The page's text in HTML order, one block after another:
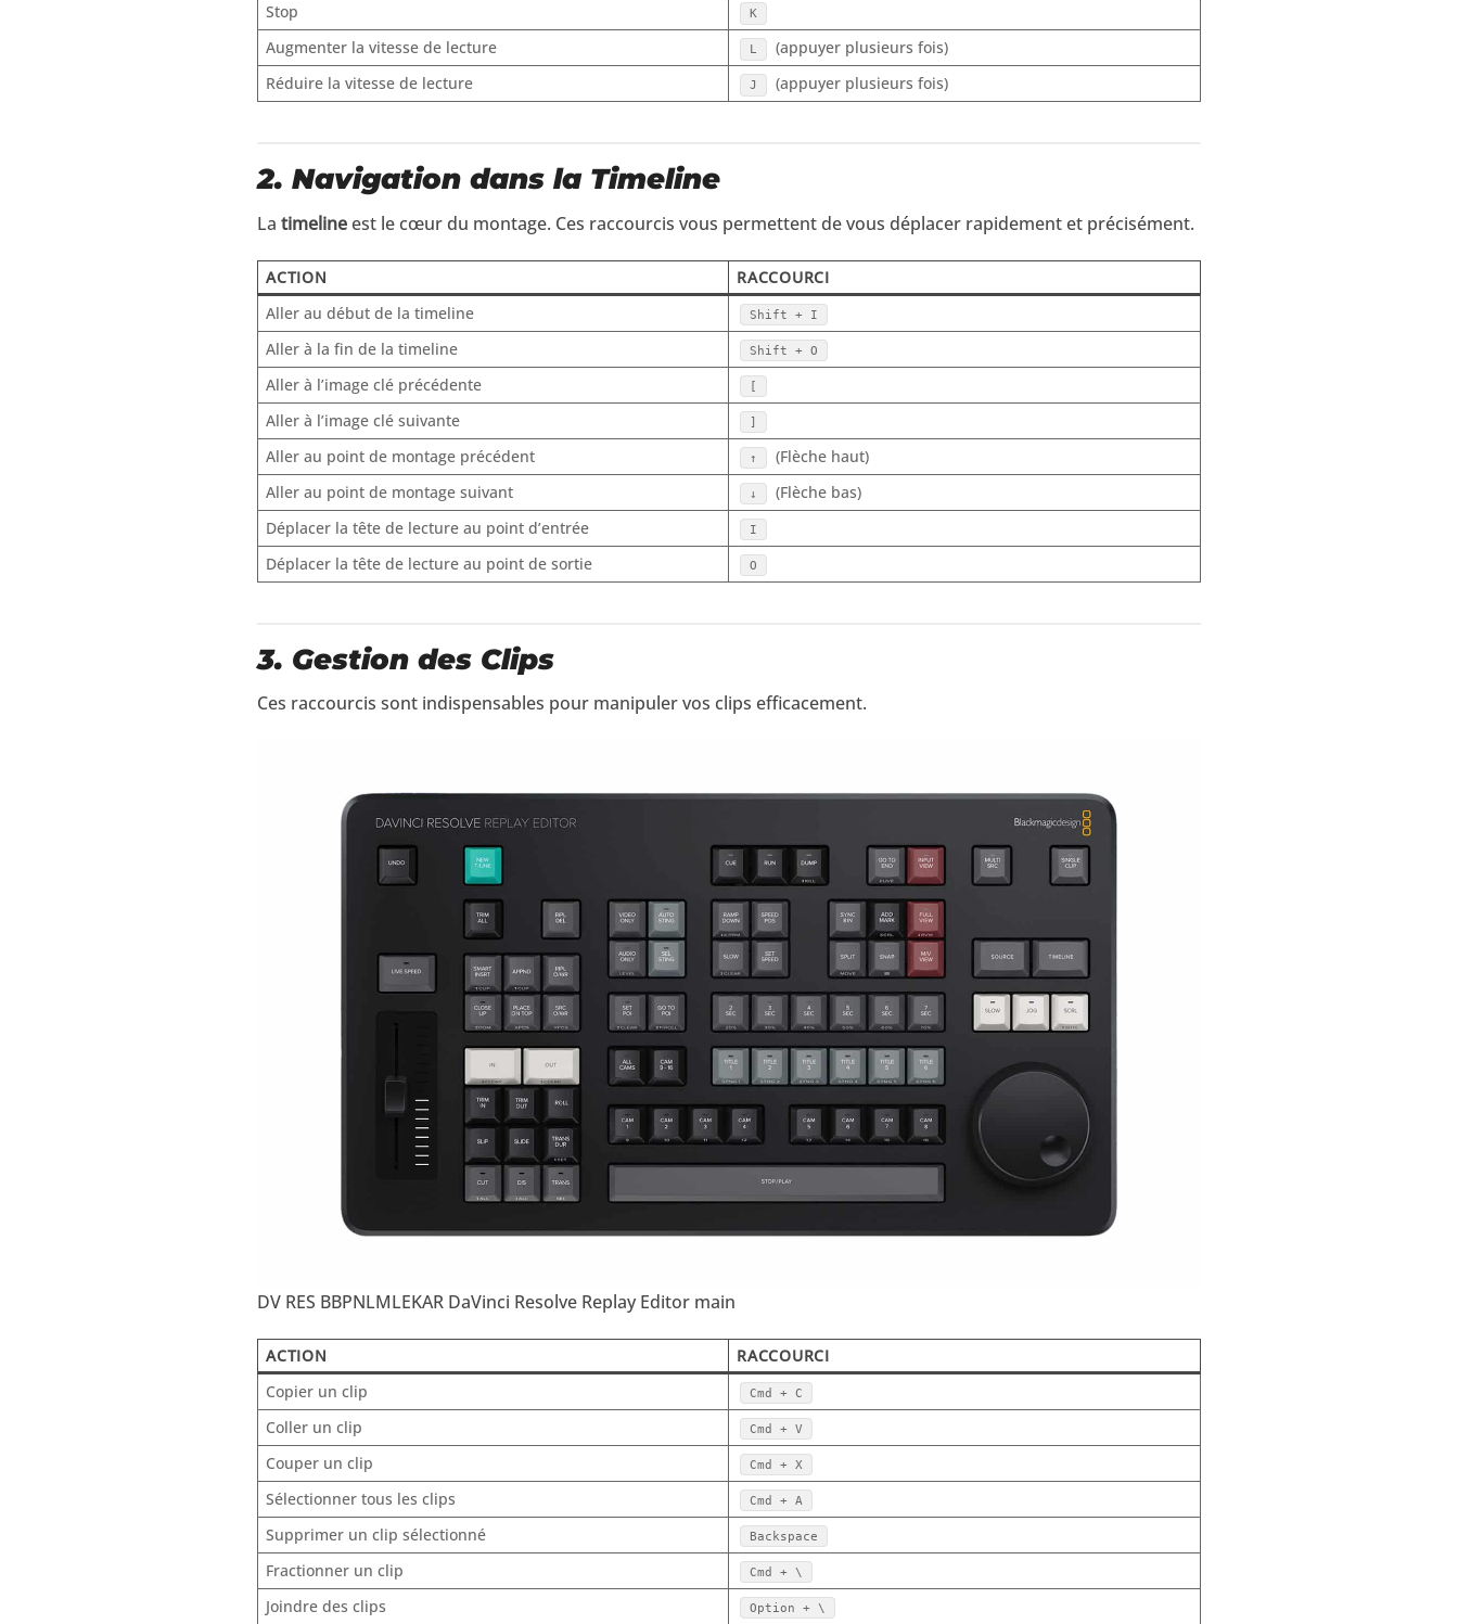
Stop
K
Augmenter la vitesse de lecture
(appuyer plusieurs fois)
Réduire la vitesse de lecture
J (appuyer plusieurs fois)
2. Navigation dans la Timeline
La timeline est le cœur du montage. Ces raccourcis vous permettent de vous déplacer rapidement et précisément.
ACTION
RACCOURCI
Aller au début de la timeline
Shift + I
Aller à la fin de la timeline Shift + O
Aller à l’image clé précédente [
Aller à l’image clé suivante ]
Aller au point de montage précédent ↑
(Flèche haut)
Aller au point de montage suivant
↓
(Flèche bas)
Déplacer la tête de lecture au point d’entrée
I
Déplacer la tête de lecture au point de sortie O
3. Gestion des Clips
Ces raccourcis sont indispensables pour manipuler vos clips efficacement.
DV RES BBPNLMLEKAR DaVinci Resolve Replay Editor main
ACTION
RACCOURCI
Copier un clip
Cmd + C
Coller un clip Cmd + V
Couper un clip Cmd + X
Sélectionner tous les clips Cmd + A
Supprimer un clip sélectionné Backspace
Fractionner un clip Cmd + \
Joindre des clips Option + \